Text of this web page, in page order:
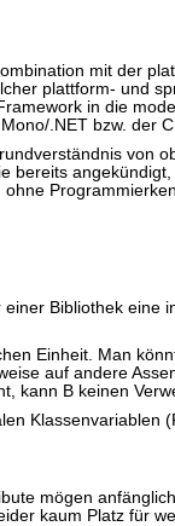
mit der
plattform- und
in die
.NET bzw. der
von
bereits
Bibliothek eine
Einheit. Man
auf andere
kann B keinen
Klassenvariablen
mögen
kaum Platz für